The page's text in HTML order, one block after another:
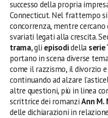
successo della propria
Connecticut. Nel frattempo
concorrenza, mentre
svariati legati alla crescita.
trama, gli episodidella serie
portano in scena diverse
come il razzismo, il divorzio
continuando ad alzare
altre questioni, più in linea
scrittrice dei romanziAnn M.
delle dichiarazioni in